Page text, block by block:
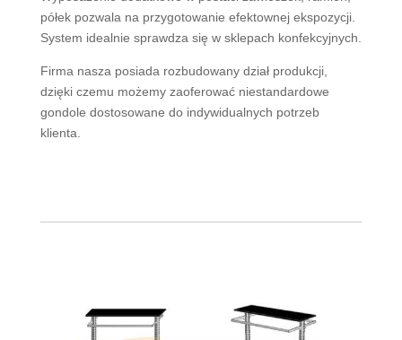
półek pozwala na przygotowanie efektownej ekspozycji.
System idealnie sprawdza się w sklepach konfekcyjnych.
Firma nasza posiada rozbudowany dział produkcji,
dzięki czemu możemy zaoferować niestandardowe
gondole dostosowane do indywidualnych potrzeb
klienta.